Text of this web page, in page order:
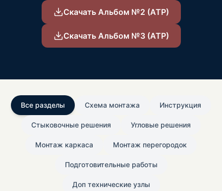
Скачать Альбом №2 (АТР)
Скачать Альбом №3 (АТР)
Все разделы Схема монтажа Инструкция
Стыковочные решения Угловые решения
Монтаж каркаса Монтаж перегородок
Подготовительные работы
Доп технические узлы